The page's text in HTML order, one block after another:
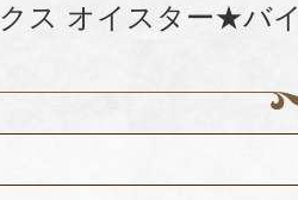
ス オイスター★バイ